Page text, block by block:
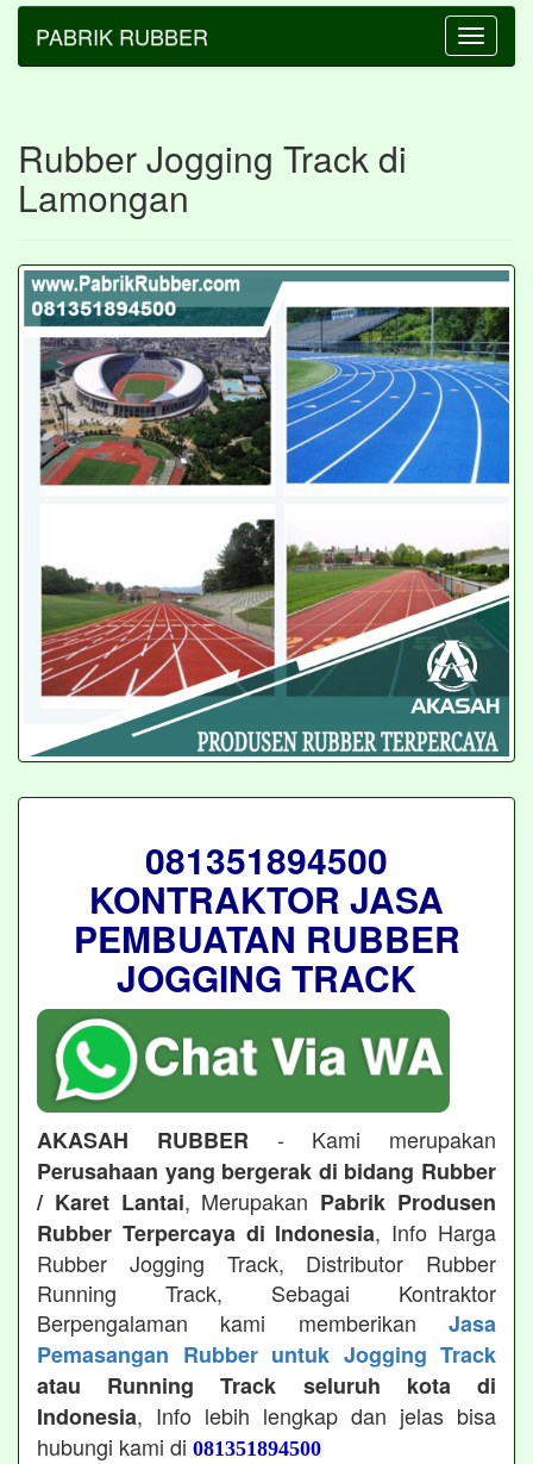
Toggle
PABRIK RUBBER
Rubber Jogging Track di
Lamongan
081351894500
KONTRAKTOR JASA
PEMBUATAN RUBBER
JOGGING TRACK
AKASAH RUBBER - Kami merupakan
Perusahaan yang bergerak di bidang Rubber
/ Karet Lantai, Merupakan Pabrik Produsen
Rubber Terpercaya di Indonesia, Info Harga
Rubber Jogging Track, Distributor Rubber
Running Track, Sebagai Kontraktor
Berpengalaman kami memberikan Jasa
Pemasangan Rubber untuk Jogging Track
atau Running Track seluruh kota di
Indonesia, Info lebih lengkap dan jelas bisa
hubungi kami di 081351894500